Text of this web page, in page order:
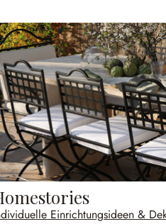
Einrichtungsideen &